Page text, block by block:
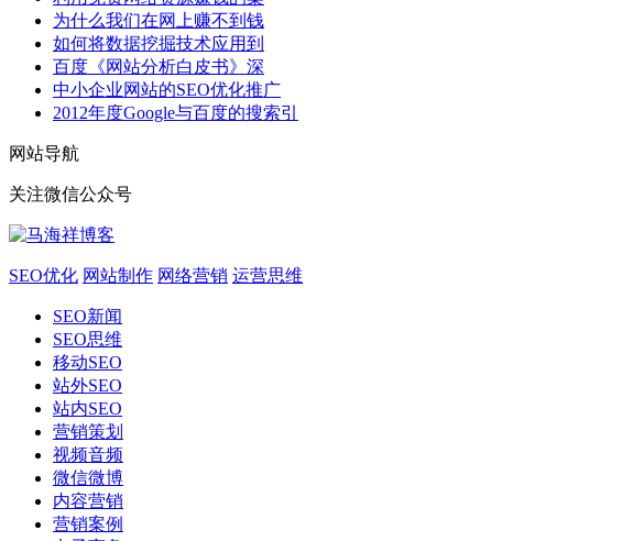
为什么我们在网上赚不到钱
如何将数据挖掘技术应用到
百度《网站分析白皮书》深
中小企业网站的SEO优化推广
2012年度Google与百度的搜索引
网站导航
关注微信公众号
SEO优化 网站制作 网络营销 运营思维
SEO新闻
SEO思维
移动SEO
站外SEO
站内SEO
营销策划
视频音频
微信微博
内容营销
营销案例